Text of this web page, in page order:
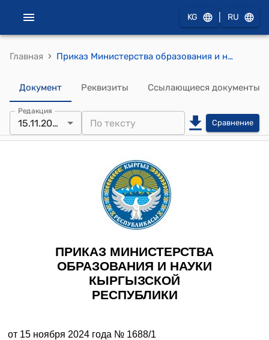
KG RU
Главная › Приказ Министерства образования и науки КР 15 ноября 2024 года № 1688/1 "О внесении изменений в приказ Министерства образования и науки Кыргызской Республики "Государственных образовательных стандартов начального профессионального образования" от 4 ноября 2024 года № 1668/1"
Документ Реквизиты Ссылающиеся документы
Редакция
15.11.2024 Сравнение